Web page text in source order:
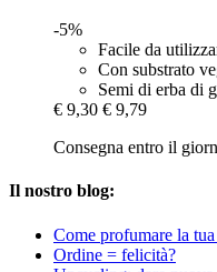
-5%
Facile da
Con substrato
Semi di erba di
€ 9,30 € 9,79
Consegna entro il
Il nostro blog:
Come profumare la
Ordine = felicità?